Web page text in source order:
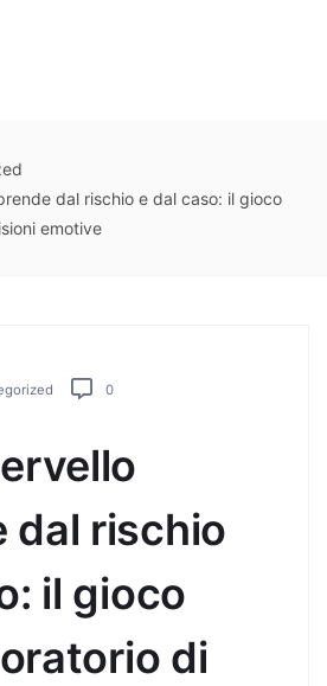
dal rischio e dal caso: il gioco
emotive
0
dal rischio
il gioco
di